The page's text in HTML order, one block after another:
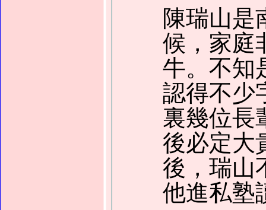
陳瑞山是
候，家庭
牛。不知
認得不少
裏幾位長
後必定大
後，瑞山
他進私塾